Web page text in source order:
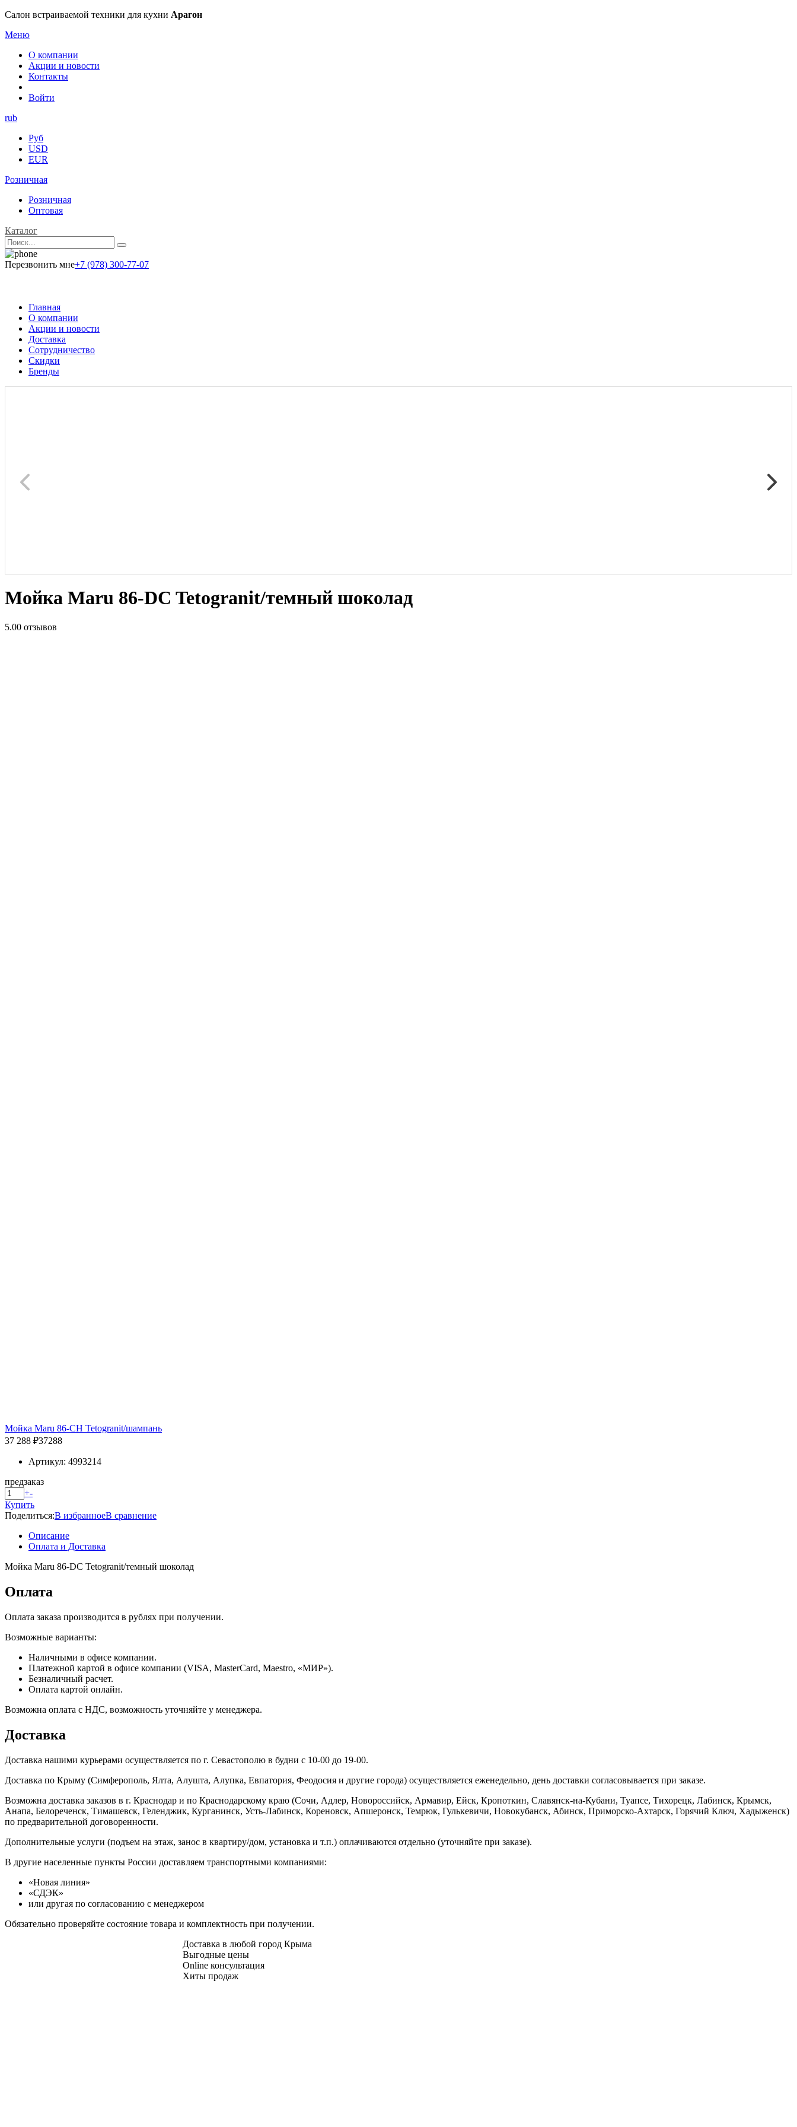
Салон встраиваемой техники для кухни Арагон
Меню
О компании
Акции и новости
Контакты
Войти
rub
Руб
USD
EUR
Розничная
Розничная
Оптовая
Каталог
Перезвонить мне+7 (978) 300-77-07
Главная
О компании
Акции и новости
Доставка
Сотрудничество
Скидки
Бренды
Мойка Maru 86-DC Tetogranit/темный шоколад
5.00 отзывов
Мойка Maru 86-CH Tetogranit/шампань
37 288 ₽37288
Артикул: 4993214
предзаказ
+-
Купить
Поделиться:В избранноеВ сравнение
Описание
Оплата и Доставка
Мойка Maru 86-DC Tetogranit/темный шоколад
Оплата
Оплата заказа производится в рублях при получении.
Возможные варианты:
Наличными в офисе компании.
Платежной картой в офисе компании (VISA, MasterCard, Maestro, «МИР»).
Безналичный расчет.
Оплата картой онлайн.
Возможна оплата с НДС, возможность уточняйте у менеджера.
Доставка
Доставка нашими курьерами осуществляется по г. Севастополю в будни с 10-00 до 19-00.
Доставка по Крыму (Симферополь, Ялта, Алушта, Алупка, Евпатория, Феодосия и другие города) осуществляется еженедельно, день доставки согласовывается при заказе.
Возможна доставка заказов в г. Краснодар и по Краснодарскому краю (Сочи, Адлер, Новороссийск, Армавир, Ейск, Кропоткин, Славянск-на-Кубани, Туапсе, Тихорецк, Лабинск, Крымск,
Анапа, Белореченск, Тимашевск, Геленджик, Курганинск, Усть-Лабинск, Кореновск, Апшеронск, Темрюк, Гулькевичи, Новокубанск, Абинск, Приморско-Ахтарск, Горячий Ключ, Хадыженск)
по предварительной договоренности.
Дополнительные услуги (подъем на этаж, занос в квартиру/дом, установка и т.п.) оплачиваются отдельно (уточняйте при заказе).
В другие населенные пункты России доставляем транспортными компаниями:
«Новая линия»
«СДЭК»
или другая по согласованию с менеджером
Обязательно проверяйте состояние товара и комплектность при получении.
Доставка в любой город Крыма
Выгодные цены
Online консультация
Хиты продаж